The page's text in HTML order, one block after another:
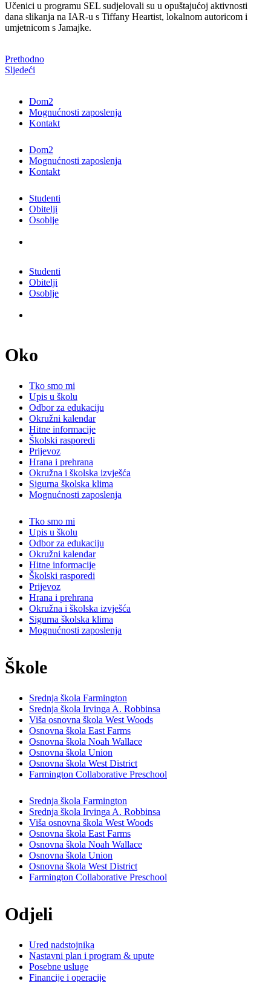
Učenici u programu SEL sudjelovali su u opuštajućoj aktivnosti
dana slikanja na IAR-u s Tiffany Heartist, lokalnom autoricom i
umjetnicom s Jamajke.
Prethodno
Sljedeći
Dom2
Mognućnosti zaposlenja
Kontakt
Dom2
Mognućnosti zaposlenja
Kontakt
Studenti
Obitelji
Osoblje
Studenti
Obitelji
Osoblje
Oko
Tko smo mi
Upis u školu
Odbor za edukaciju
Okružni kalendar
Hitne informacije
Školski rasporedi
Prijevoz
Hrana i prehrana
Okružna i školska izvješća
Sigurna školska klima
Mognućnosti zaposlenja
Tko smo mi
Upis u školu
Odbor za edukaciju
Okružni kalendar
Hitne informacije
Školski rasporedi
Prijevoz
Hrana i prehrana
Okružna i školska izvješća
Sigurna školska klima
Mognućnosti zaposlenja
Škole
Srednja škola Farmington
Srednja škola Irvinga A. Robbinsa
Viša osnovna škola West Woods
Osnovna škola East Farms
Osnovna škola Noah Wallace
Osnovna škola Union
Osnovna škola West District
Farmington Collaborative Preschool
Srednja škola Farmington
Srednja škola Irvinga A. Robbinsa
Viša osnovna škola West Woods
Osnovna škola East Farms
Osnovna škola Noah Wallace
Osnovna škola Union
Osnovna škola West District
Farmington Collaborative Preschool
Odjeli
Ured nadstojnika
Nastavni plan i program & upute
Posebne usluge
Financije i operacije